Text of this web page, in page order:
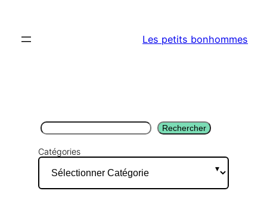
contenu
Les petits bonhommes
Rechercher Rechercher
Catégories